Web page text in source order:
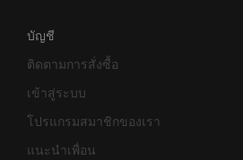
บัญชี
ติดตามการสั่งซื้อ
เข้าสู่ระบบ
โปรแกรมสมาชิกของเรา
แนะนำเพื่อน